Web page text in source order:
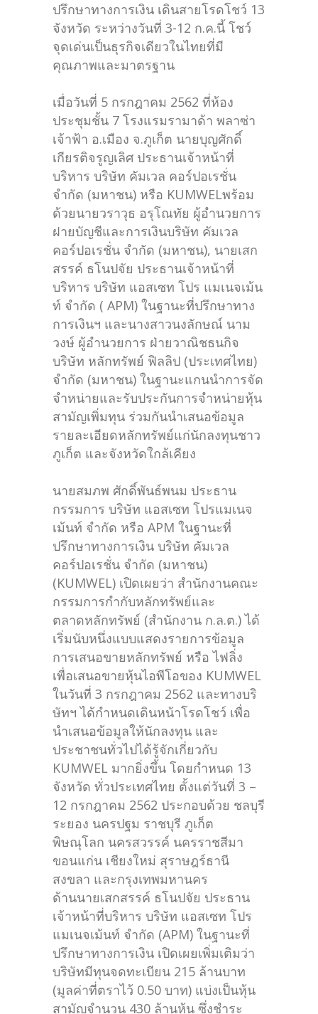
ปรึกษาทางการเงิน เดินสายโรดโชว์ 13
จังหวัด ระหว่างวันที่ 3-12 ก.ค.นี้ โชว์
จุดเด่นเป็นธุรกิจเดียวในไทยที่มี
คุณภาพและมาตรฐาน
เมื่อวันที่ 5 กรกฎาคม 2562 ที่ห้อง
ประชุมชั้น 7 โรงแรมรามาด้า พลาซ่า
เจ้าฟ้า อ.เมือง จ.ภูเก็ต นายบุญศักดิ์
เกียรติจรูญเลิศ ประธานเจ้าหน้าที่
บริหาร บริษัท คัมเวล คอร์ปอเรชั่น
จำกัด (มหาชน) หรือ KUMWELพร้อม
ด้วยนายวราวุธ อรุโณทัย ผู้อำนวยการ
ฝายบัญชีและการเงินบริษัท คัมเวล
คอร์ปอเรชั่น จำกัด (มหาชน), นายเสก
สรรค์ ธโนปจัย ประธานเจ้าหน้าที่
บริหาร บริษัท แอสเซท โปร แมเนจเม้น
ท์ จำกัด ( APM) ในฐานะที่ปรึกษาทาง
การเงินฯ และนางสาวนงลักษณ์ นาม
วงษ์ ผู้อำนวยการ ฝ่ายวาณิชธนกิจ
บริษัท หลักทรัพย์ ฟิลลิป (ประเทศไทย)
จำกัด (มหาชน) ในฐานะแกนนำการจัด
จำหน่ายและรับประกันการจำหน่ายหุ้น
สามัญเพิ่มทุน ร่วมกันนำเสนอข้อมูล
รายละเอียดหลักทรัพย์แก่นักลงทุนชาว
ภูเก็ต และจังหวัดใกล้เคียง
นายสมภพ ศักดิ์พันธ์พนม ประธาน
กรรมการ บริษัท แอสเซท โปรแมเนจ
เม้นท์ จำกัด หรือ APM ในฐานะที่
ปรึกษาทางการเงิน บริษัท คัมเวล
คอร์ปอเรชั่น จำกัด (มหาชน)
(KUMWEL) เปิดเผยว่า สำนักงานคณะ
กรรมการกำกับหลักทรัพย์และ
ตลาดหลักทรัพย์ (สำนักงาน ก.ล.ต.) ได้
เริ่มนับหนึ่งแบบแสดงรายการข้อมูล
การเสนอขายหลักทรัพย์ หรือ ไฟลิ่ง
เพื่อเสนอขายหุ้นไอพีโอของ KUMWEL
ในวันที่ 3 กรกฎาคม 2562 และทางบริ
ษัทฯ ได้กำหนดเดินหน้าโรดโชว์ เพื่อ
นำเสนอข้อมูลให้นักลงทุน และ
ประชาชนทั่วไปได้รู้จักเกี่ยวกับ
KUMWEL มากยิ่งขึ้น โดยกำหนด 13
จังหวัด ทั่วประเทศไทย ตั้งแต่วันที่ 3 –
12 กรกฎาคม 2562 ประกอบด้วย ชลบุรี
ระยอง นครปฐม ราชบุรี ภูเก็ต
พิษณุโลก นครสวรรค์ นครราชสีมา
ขอนแก่น เชียงใหม่ สุราษฎร์ธานี
สงขลา และกรุงเทพมหานคร
ด้านนายเสกสรรค์ ธโนปจัย ประธาน
เจ้าหน้าที่บริหาร บริษัท แอสเซท โปร
แมเนจเม้นท์ จำกัด (APM) ในฐานะที่
ปรึกษาทางการเงิน เปิดเผยเพิ่มเติมว่า
บริษัทมีทุนจดทะเบียน 215 ล้านบาท
(มูลค่าที่ตราไว้ 0.50 บาท) แบ่งเป็นหุ้น
สามัญจำนวน 430 ล้านหุ้น ซึ่งชำระ